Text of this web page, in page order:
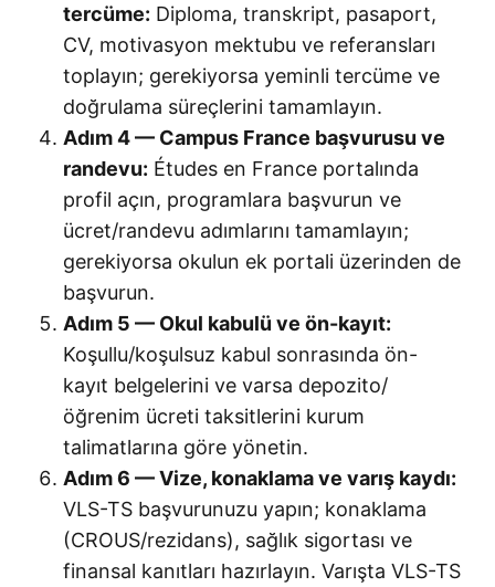
tercüme: Diploma, transkript, pasaport,
CV, motivasyon mektubu ve referansları
toplayın; gerekiyorsa yeminli tercüme ve
doğrulama süreçlerini tamamlayın.
Adım 4 — Campus France başvurusu ve
randevu: Études en France portalında
profil açın, programlara başvurun ve
ücret/randevu adımlarını tamamlayın;
gerekiyorsa okulun ek portali üzerinden de
başvurun.
Adım 5 — Okul kabulü ve ön-kayıt:
Koşullu/koşulsuz kabul sonrasında ön-
kayıt belgelerini ve varsa depozito/
öğrenim ücreti taksitlerini kurum
talimatlarına göre yönetin.
Adım 6 — Vize, konaklama ve varış kaydı:
VLS-TS başvurunuzu yapın; konaklama
(CROUS/rezidans), sağlık sigortası ve
finansal kanıtları hazırlayın. Varışta VLS-TS